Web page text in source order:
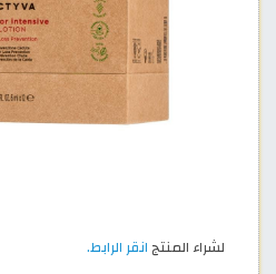
لشراء المنتج انقر الرابط.